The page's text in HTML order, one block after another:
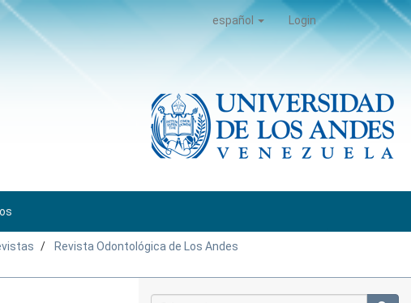
español Login
Revista Odontológica de Los Andes